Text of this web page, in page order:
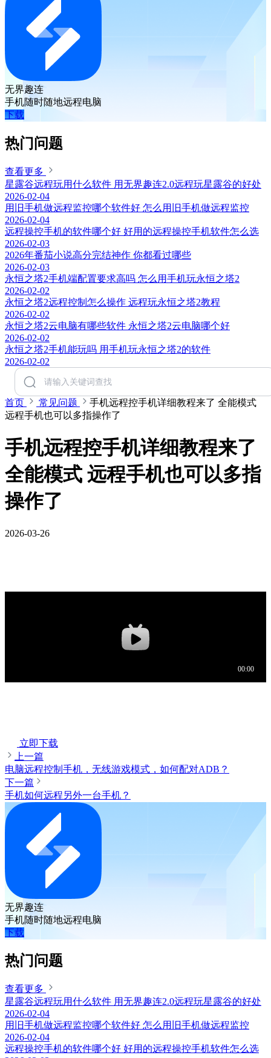
无界趣连
手机随时随地远程电脑
下载
热门问题
查看更多
星露谷远程玩用什么软件 用无界趣连2.0远程玩星露谷的好处
2026-02-04
用旧手机做远程监控哪个软件好 怎么用旧手机做远程监控
2026-02-04
远程操控手机的软件哪个好 好用的远程操控手机软件怎么选
2026-02-03
2026年番茄小说高分完结神作 你都看过哪些
2026-02-03
永恒之塔2手机端配置要求高吗 怎么用手机玩永恒之塔2
2026-02-02
永恒之塔2远程控制怎么操作 远程玩永恒之塔2教程
2026-02-02
永恒之塔2云电脑有哪些软件 永恒之塔2云电脑哪个好
2026-02-02
永恒之塔2手机能玩吗 用手机玩永恒之塔2的软件
2026-02-02
首页 常见问题
手机远程控手机详细教程来了 全能模式
远程手机也可以多指操作了
手机远程控手机详细教程来了
全能模式 远程手机也可以多指
操作了
2026-03-26
立即下载
上一篇
电脑远程控制手机，无线游戏模式，如何配对ADB？
下一篇
手机如何远程另外一台手机？
无界趣连
手机随时随地远程电脑
下载
热门问题
查看更多
星露谷远程玩用什么软件 用无界趣连2.0远程玩星露谷的好处
2026-02-04
用旧手机做远程监控哪个软件好 怎么用旧手机做远程监控
2026-02-04
远程操控手机的软件哪个好 好用的远程操控手机软件怎么选